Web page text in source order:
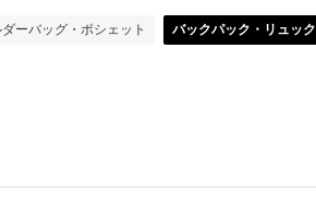
ーバッグ・ポシェット バックパック・リュック